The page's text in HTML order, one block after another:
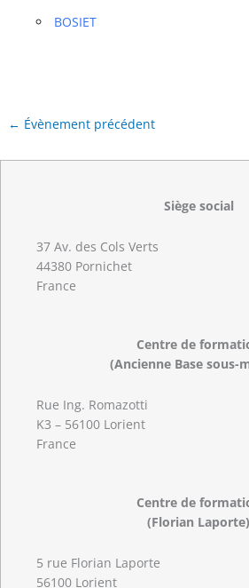
BOSIET
← Évènement précédent
Siège social
37 Av. des Cols Verts
44380 Pornichet
France
Centre de
(Ancienne Base sous-
Rue Ing. Romazotti
K3 – 56100 Lorient
France
Centre de
(Florian Laporte)
5 rue Florian Laporte
56100 Lorient